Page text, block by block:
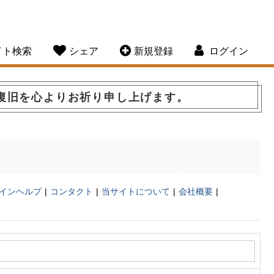
ト検索 シェア 新規登録 ログイン
を心よりお祈り申し上げます。
ンヘルプ コンタクト 当サイトについて
会社概要